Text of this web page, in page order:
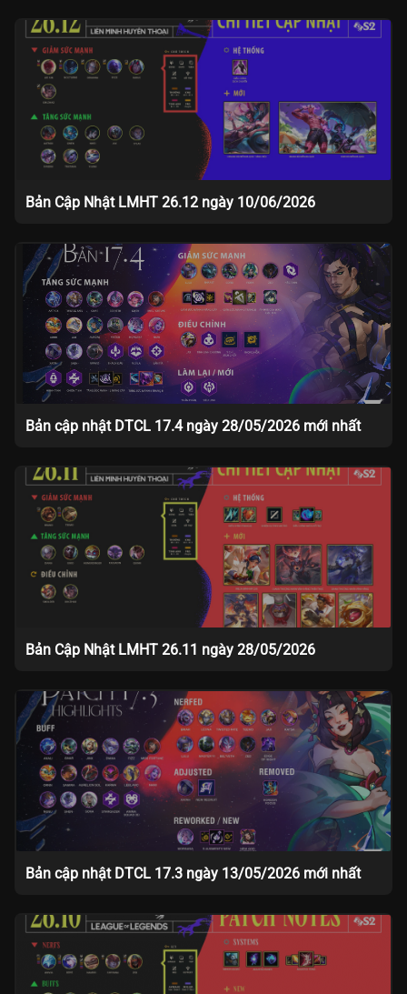
Bản Cập Nhật LMHT 26.12 ngày 10/06/2026
Bản cập nhật DTCL 17.4 ngày 28/05/2026 mới nhất
Bản Cập Nhật LMHT 26.11 ngày 28/05/2026
Bản cập nhật DTCL 17.3 ngày 13/05/2026 mới nhất